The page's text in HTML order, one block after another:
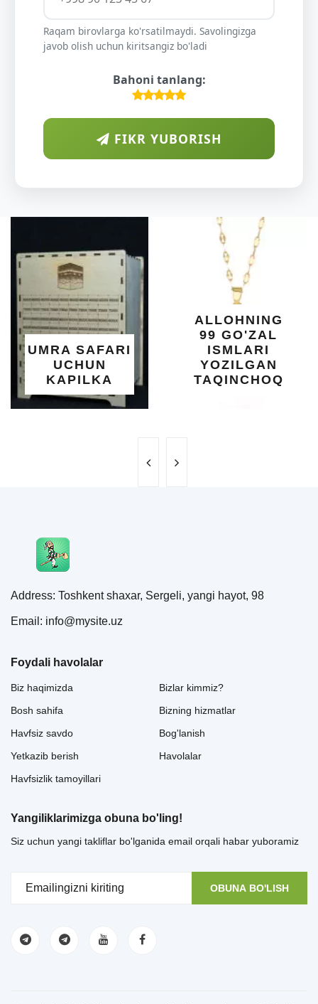
Raqam birovlarga ko'rsatilmaydi. Savolingizga
javob olish uchun kiritsangiz bo'ladi
Bahoni tanlang:
FIKR YUBORISH
ALLOHNING
99 GO'ZAL
ISMLARI
YOZILGAN
TAQINCHOQ
DIYORIDA
O'SUVCHI
KUNDUR
SHIFOBAXSH
YELIMI: AQL,
XOTIRA VA
UMUMIY
SALOMATLIK
UCHUN
BEBAHO
NE'MAT
Address: Toshkent shaxar, Sergeli, yangi hayot, 98
Email: info@mysite.uz
Foydali havolalar
Biz haqimizda
Bosh sahifa
Havfsiz savdo
Yetkazib berish
Havfsizlik tamoyillari
Bizlar kimmiz?
Bizning hizmatlar
Bog'lanish
Havolalar
Yangiliklarimizga obuna bo'ling!
Siz uchun yangi takliflar bo'lganida email orqali habar yuboramiz
OBUNA BO'LISH